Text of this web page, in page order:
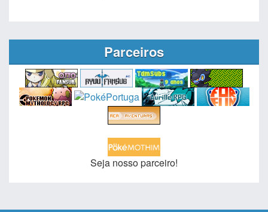
Parceiros
Seja nosso parceiro!